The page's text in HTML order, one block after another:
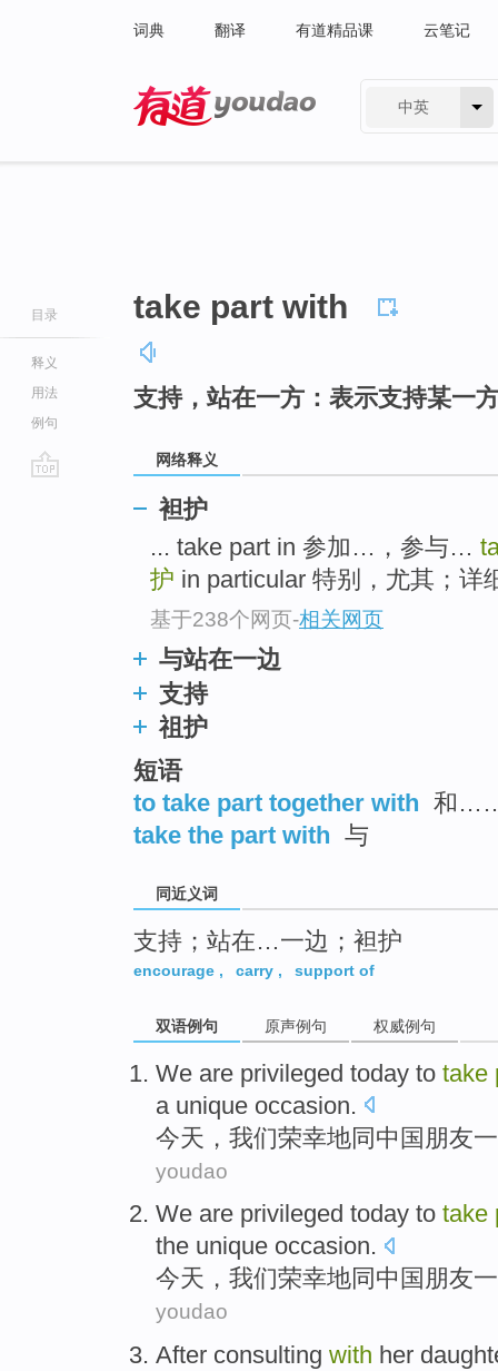
词典 翻译 有道精品课 云笔记
中英
目录
释义
用法
例句
take part with
支持，站在一方：表示支持某一
网络释义
袒护
... take part in 参加…，参与…
护 in particular 特别，尤其；详
基于238个网页-相关网页
与站在一边
支持
祖护
短语
to take part together with 和……
take the part with 与
同近义词
支持；站在…一边；袒护
encourage , carry , support of
双语例句 原声例句 权威例句
We are privileged today to take
a unique occasion.
今天 ， 我们荣幸地同 中国 朋友
youdao
We are privileged today to take
the unique occasion.
今天 ， 我们荣幸地同 中国 朋友
youdao
After consulting with her